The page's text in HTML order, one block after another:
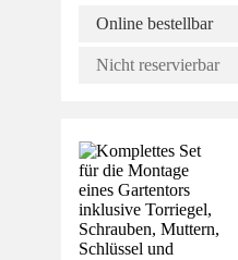
Online bestellbar
Nicht reservierbar